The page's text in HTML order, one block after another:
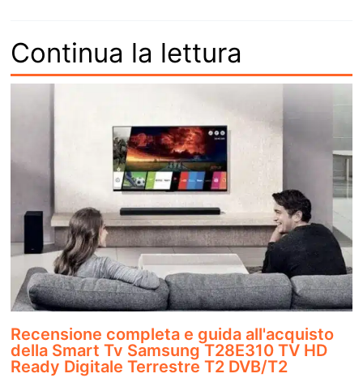
Continua la lettura
Recensione completa e guida all'acquisto
della Smart Tv Samsung T28E310 TV HD
Ready Digitale Terrestre T2 DVB/T2